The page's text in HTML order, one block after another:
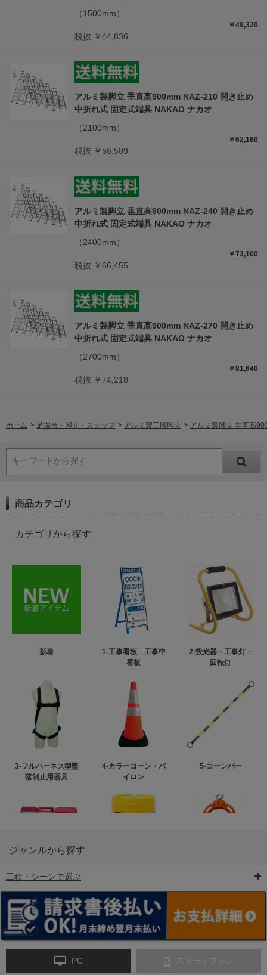
（1500mm）
￥49,320
税抜 ￥44,836
アルミ製脚立 垂直高900mm NAZ-210 開き止め
中折れ式 固定式端具 NAKAO ナカオ
（2100mm）
￥62,160
税抜 ￥56,509
アルミ製脚立 垂直高900mm NAZ-240 開き止め
中折れ式 固定式端具 NAKAO ナカオ
（2400mm）
￥73,100
税抜 ￥66,455
アルミ製脚立 垂直高900mm NAZ-270 開き止め
中折れ式 固定式端具 NAKAO ナカオ
（2700mm）
￥81,640
税抜 ￥74,218
ホーム > 足場台・脚立・ステップ > アルミ製三脚脚立 > アルミ製脚立 垂直高
キーワードから探す
商品カテゴリ
カテゴリから探す
新着
1-工事看板 工事中
看板
2-投光器・工事灯・
回転灯
3-フルハーネス型墜
落制止用器具
4-カラーコーン・パ
イロン
5-コーンバー
6-矢印板/LED矢印板
ンス
ジャンルから探す
工種・シーンで選ぶ
PC スマートフォン